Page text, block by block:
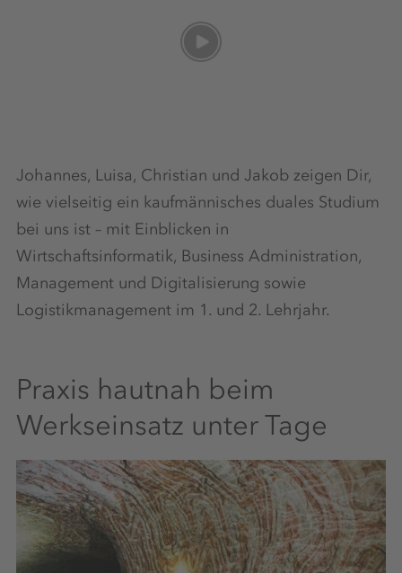
Johannes, Luisa, Christian und Jakob zeigen Dir,
wie vielseitig ein kaufmännisches duales Studium
bei uns ist – mit Einblicken in
Wirtschaftsinformatik, Business Administration,
Management und Digitalisierung sowie
Logistikmanagement im 1. und 2. Lehrjahr.
Praxis hautnah beim
Werkseinsatz unter Tage